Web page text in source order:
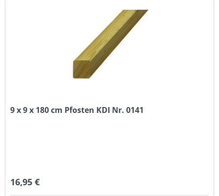
9 x 9 x 180 cm Pfosten KDI Nr. 0141
16,95 €